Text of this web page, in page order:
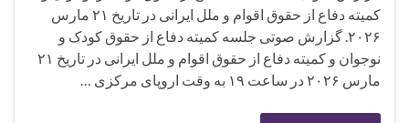
کمیته دفاع از حقوق اقوام و ملل ایرانی در تاریخ ۲۱ مارس
۲۰۲۶. گزارش صوتی جلسه کمیته دفاع از حقوق کودک و
نوجوان و کمیته دفاع از حقوق اقوام و ملل ایرانی در تاریخ ۲۱
مارس ۲۰۲۶ در ساعت ۱۹ به وقت اروپای مرکزی …